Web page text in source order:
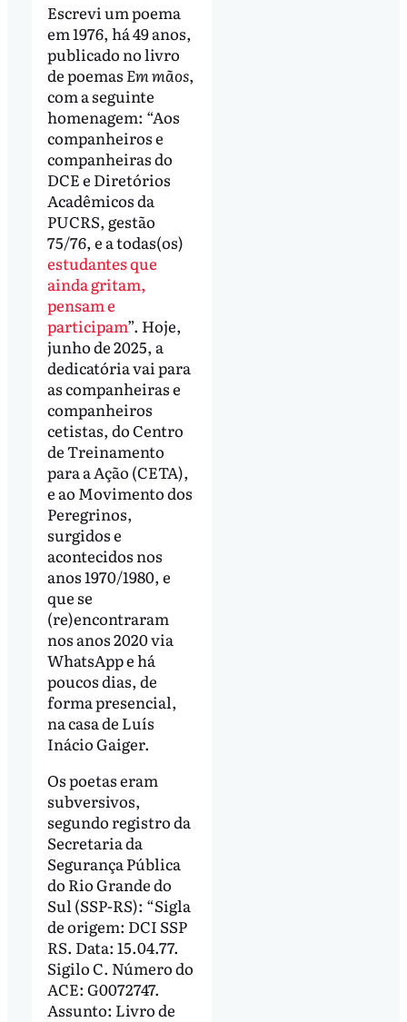
Escrevi um poema
em 1976, há 49 anos,
publicado no livro
de poemas Em mãos,
com a seguinte
homenagem: “Aos
companheiros e
companheiras do
DCE e Diretórios
Acadêmicos da
PUCRS, gestão
75/76, e a todas(os)
estudantes que
ainda gritam,
pensam e
participam”. Hoje,
junho de 2025, a
dedicatória vai para
as companheiras e
companheiros
cetistas, do Centro
de Treinamento
para a Ação (CETA),
e ao Movimento dos
Peregrinos,
surgidos e
acontecidos nos
anos 1970/1980, e
que se
(re)encontraram
nos anos 2020 via
WhatsApp e há
poucos dias, de
forma presencial,
na casa de Luís
Inácio Gaiger.
Os poetas eram
subversivos,
segundo registro da
Secretaria da
Segurança Pública
do Rio Grande do
Sul (SSP-RS): “Sigla
de origem: DCI SSP
RS. Data: 15.04.77.
Sigilo C. Número do
ACE: G0072747.
Assunto: Livro de